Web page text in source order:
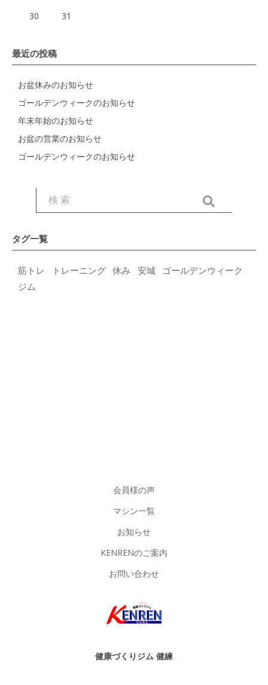
30
31
最近の投稿
お盆休みのお知らせ
ゴールデンウィークのお知らせ
年末年始のお知らせ
お盆の営業のお知らせ
ゴールデンウィークのお知らせ
タグ一覧
筋トレ トレーニング 休み 安城
ゴールデンウィーク
ジム
会員様の声
マシン一覧
お知らせ
KENRENのご案内
お問い合わせ
健康づくりジム 健練